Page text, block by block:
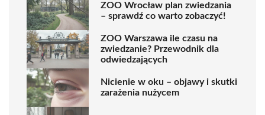
ZOO Wrocław plan zwiedzania
– sprawdź co warto zobaczyć!
ZOO Warszawa ile czasu na
zwiedzanie? Przewodnik dla
odwiedzających
Nicienie w oku – objawy i skutki
zarażenia nużycem